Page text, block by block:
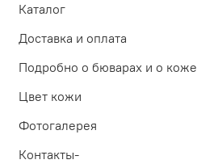
Каталог
Доставка и оплата
Подробно о бюварах и о коже
Цвет кожи
Фотогалерея
Контакты-